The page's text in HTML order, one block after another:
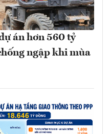
án hơn 560 tỷ
ngập khi mùa